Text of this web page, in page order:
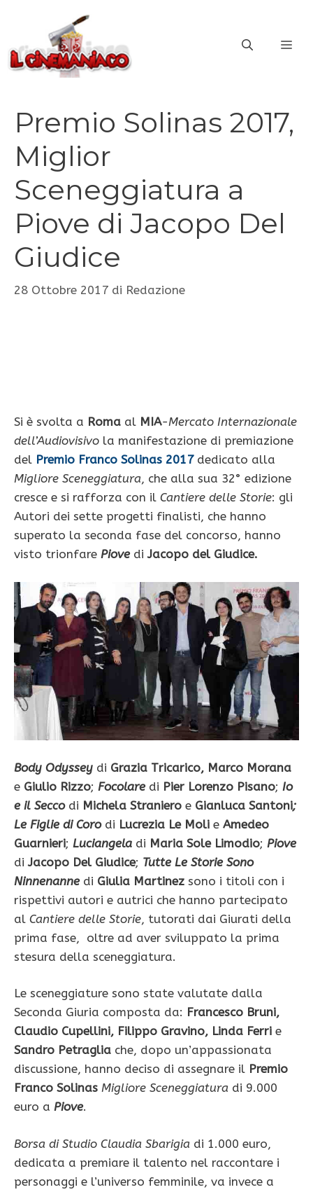
contenuto
Premio Solinas 2017,
Miglior
Sceneggiatura a
Piove di Jacopo Del
Giudice
28 Ottobre 2017 di Redazione
Si è svolta a Roma al MIA-Mercato Internazionale
dell’Audiovisivo la manifestazione di premiazione
del Premio Franco Solinas 2017dedicato alla
Migliore Sceneggiatura, che alla sua 32° edizione
cresce e si rafforza con il Cantiere delle Storie: gli
Autori dei sette progetti finalisti, che hanno
superato la seconda fase del concorso, hanno
visto trionfare Piove di Jacopo del Giudice.
Body Odyssey di Grazia Tricarico, Marco Morana
e Giulio Rizzo; Focolare di Pier Lorenzo Pisano; Io
e il Secco di Michela Straniero e Gianluca Santoni;
Le Figlie di Corodi Lucrezia Le Moli e Amedeo
Guarnieri; Luciangela di Maria Sole Limodio; Piove
diJacopo Del Giudice; Tutte Le Storie Sono
Ninnenanne di Giulia Martinez sono i titoli con i
rispettivi autori e autrici che hanno partecipato
al Cantiere delle Storie, tutorati dai Giurati della
prima fase, oltre ad aver sviluppato la prima
stesura della sceneggiatura.
Le sceneggiature sono state valutate dalla
Seconda Giuria composta da: Francesco Bruni,
Claudio Cupellini, Filippo Gravino, Linda Ferri e
Sandro Petraglia che, dopo un’appassionata
discussione, hanno deciso di assegnare il Premio
Franco Solinas Migliore Sceneggiatura di 9.000
euro a Piove.
Borsa di Studio Claudia Sbarigia di 1.000 euro,
dedicata a premiare il talento nel raccontare i
personaggi e l’universo femminile, va invece a